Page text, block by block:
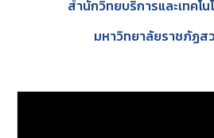
สำนักวิทยบริการและเทคโ
มหาวิทยาลัยราชภัฏส